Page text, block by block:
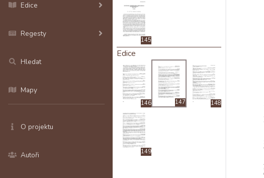
Edice
Regesty
Hledat
Mapy
O projektu
Autoři
145
Edice
146 147 148
149